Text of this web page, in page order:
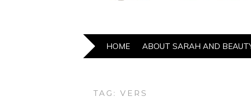
HOME ABOUT SARAH AND
TAG:VERS